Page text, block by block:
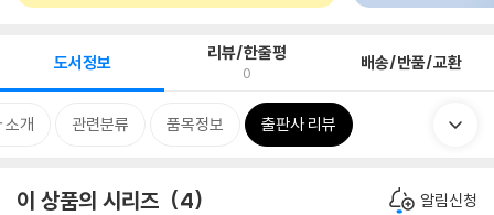
도서정보 리뷰/한줄평
0 배송/반품/교환
소개 관련분류 품목정보 출판사 리뷰
이 상품의 시리즈 4 알림신청